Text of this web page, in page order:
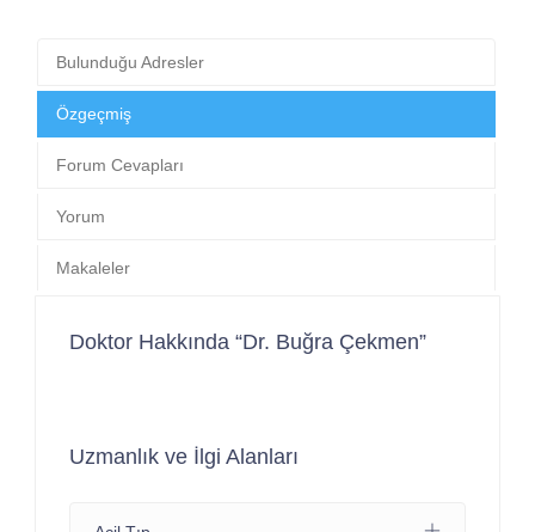
Bulunduğu Adresler
Özgeçmiş
Forum Cevapları
Yorum
Makaleler
Doktor Hakkında “Dr. Buğra Çekmen”
Uzmanlık ve İlgi Alanları